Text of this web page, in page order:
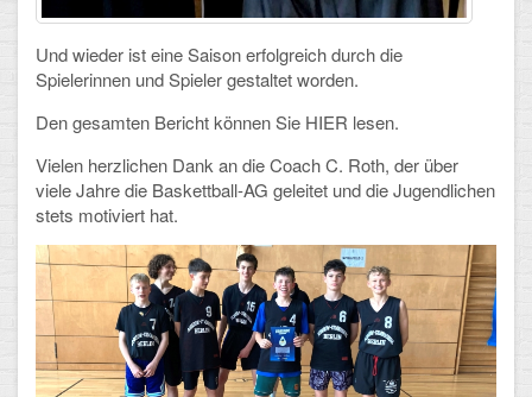
Schulalbum
Kollegium
Schulleitung
Schülervertretung
Gesamtelternvertretung
Sekretariat
Und wieder ist eine Saison erfolgreich durch die
Spielerinnen und Spieler gestaltet worden.
Den gesamten Bericht können Sie HIER lesen.
Vielen herzlichen Dank an die Coach C. Roth, der über
viele Jahre die Baskettball-AG geleitet und die Jugendlichen
stets motiviert hat.